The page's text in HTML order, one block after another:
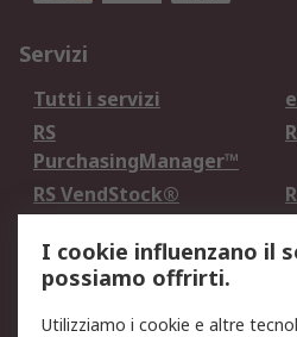
Servizi
Tutti i servizi
RS
PurchasingManager™
RS VendStock®
Legale
I cookie influenzano il
possiamo offrirti.
Utilizziamo i cookie e altre